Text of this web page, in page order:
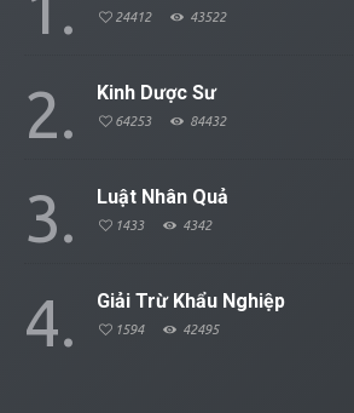
24412 43522
2 Kinh Dược Sư
64253 84432
3 Luật Nhân Quả
1433 4342
4 Giải Trừ Khẩu Nghiệp
1594 42495